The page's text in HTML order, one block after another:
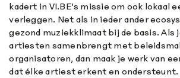
kadert in VI.BE’s missie om ook lokaal
verleggen. Net als in ieder ander
gezond muziekklimaat bij de basis. Als
artiesten samenbrengt met
organisatoren, dan maak je werk van
dat élke artiest erkent en ondersteunt.